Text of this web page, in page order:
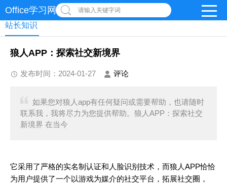
Office学习网 请输入关键字词
站长知识
狼人APP：探索社交新境界
发布时间：2024-01-27 评论
如果您对狼人app有任何疑问或需要帮助，也请随时
联系我，我将尽力为您提供帮助。狼人APP：探索社交
新境界 在当今
它采用了严格的实名制认证和人脸识别技术，而狼人APP恰恰
为用户提供了一个以游戏为媒介的社交平台，拓展社交圈，